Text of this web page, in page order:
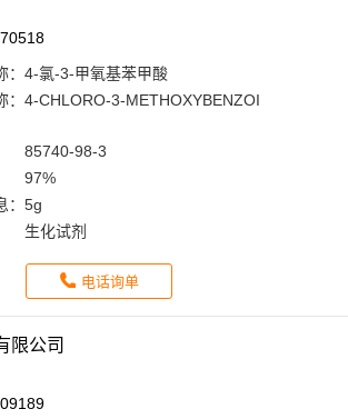
4-氯-3-甲氧基苯甲酸
4-CHLORO-3-METHOXYBENZOI
85740-98-3
97%
5g
生化试剂
电话询单
限公司